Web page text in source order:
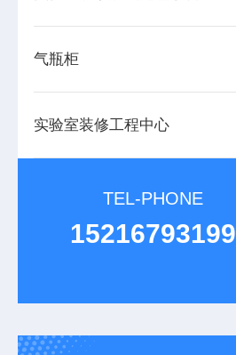
气瓶柜
实验室装修工程中心
TEL-PHONE
15216793199